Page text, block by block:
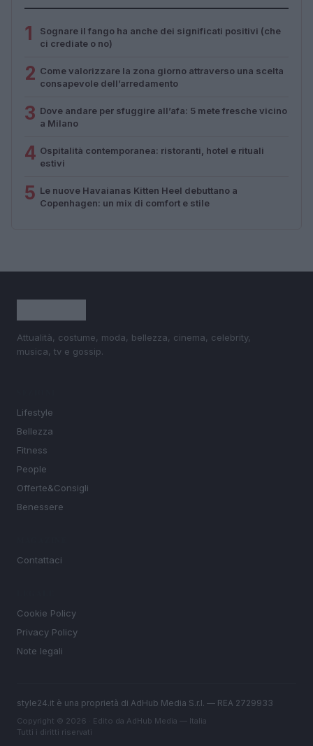
1
Sognare il fango ha anche dei significati positivi (che
ci crediate o no)
2 Come valorizzare la zona giorno attraverso una scelta
consapevole dell’arredamento
3 Dove andare per sfuggire all’afa: 5 mete fresche vicino
a Milano
4 Ospitalità contemporanea: ristoranti, hotel e rituali
estivi
5 Le nuove Havaianas Kitten Heel debuttano a
Copenhagen: un mix di comfort e stile
Attualità, costume, moda, bellezza, cinema, celebrity,
musica, tv e gossip.
Lifestyle
Bellezza
Fitness
People
Offerte&Consigli
Benessere
Contattaci
Cookie Policy
Privacy Policy
Note legali
style24.it è una proprietà di AdHub Media S.r.l. — REA 2729933
Copyright © 2026 · Edito da AdHub Media — Italia
Tutti i diritti riservati